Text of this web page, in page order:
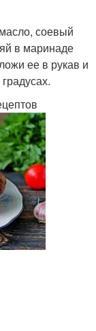
соевый
в маринаде
ее в рукав и